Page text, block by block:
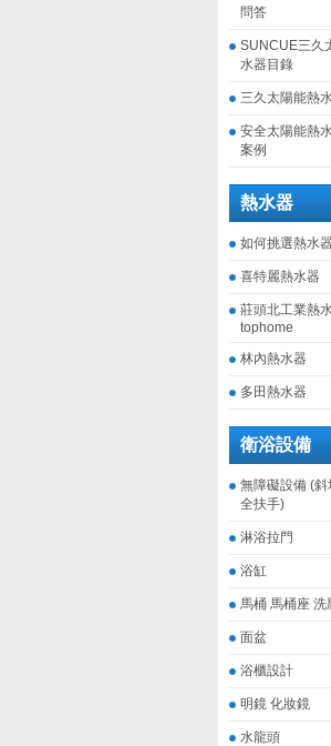
問答
SUNCUE三久
水器目錄
三久太陽能熱
安全太陽能熱
案例
熱水器
如何挑選熱水
喜特麗熱水器
莊頭北工業熱
tophome
林內熱水器
多田熱水器
衛浴設備
無障礙設備 (
全扶手)
淋浴拉門
浴缸
馬桶 馬桶座 洗
面盆
浴櫃設計
明鏡 化妝鏡
水龍頭